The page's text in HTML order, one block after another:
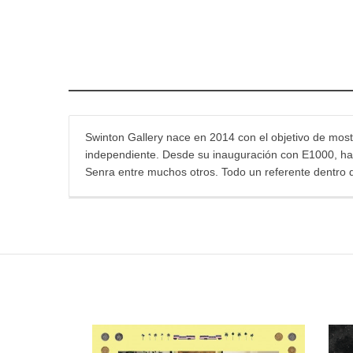
Swinton Gallery nace en 2014 con el objetivo de
independiente. Desde su inauguración con E1000,
Senra entre muchos otros. Todo un referente